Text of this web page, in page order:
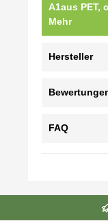
A1aus PET,
Mehr
Hersteller
FAQ